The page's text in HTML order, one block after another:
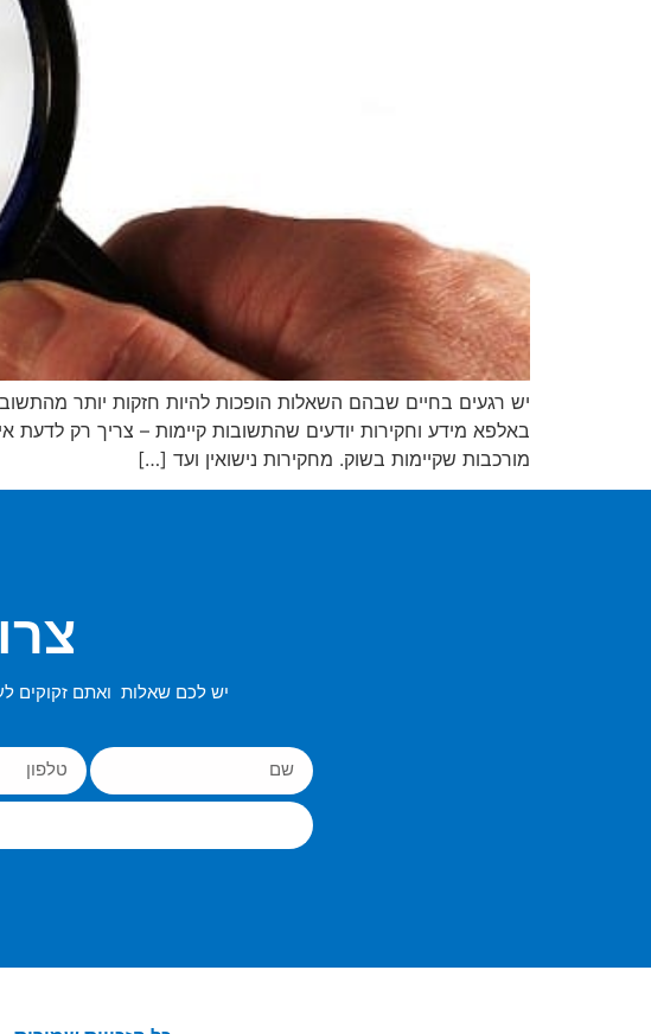
יש רגעים בחיים שבהם השאלות הופכות להיות חזקות יותר
באלפא מידע וחקירות יודעים שהתשובות קיימות – צריך רק
מורכבות שקיימות בשוק. מחקירות נישואין ועד […]
יש לכם שאלות ואתם זקוקים